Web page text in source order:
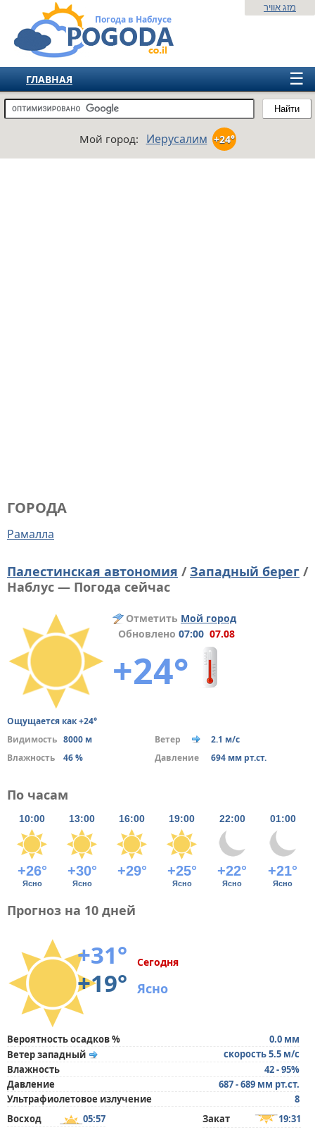
Погода в Наблусе
Найти
מזג אוויר
☰
ГЛАВНАЯ
ИЗРАИЛЬ
ЕВРОПА
Мой город: Иерусалим +24°
ГОРОДА
Рамалла
Палестинская автономия / Западный берег /
Наблус — Погода сейчас
Отметить Мой город
Обновлено 07:00 07.08
+24°
Ощущается как +24°
Видимость 8000 м Ветер
2.1 м/с
Влажность
46 % Давление 694 мм рт.ст.
По часам
10:00 13:00 16:00 19:00 22:00 01:00
+26° +30° +29° +25° +22° +21°
Ясно Ясно Ясно Ясно Ясно
Прогноз на 10 дней
+31°
+19°
Сегодня
Ясно
Вероятность осадков %
0.0 мм
Ветер западный
скорость 5.5 м/с
Влажность
42 - 95%
Давление
687 - 689 мм рт.ст.
Ультрафиолетовое излучение
8
Восход
05:57 Закат 19:31